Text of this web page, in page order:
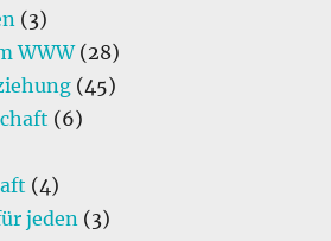
(3)
WWW(28)
(45)
(6)
(4)
jeden (3)